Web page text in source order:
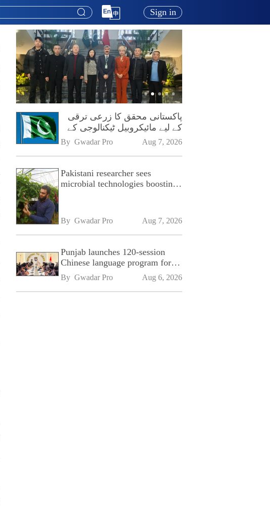
Sign in
پاکستانی محقق کا زرعی ترقی
کے لیے مائیکروبیل ٹیکنالوجی کے
فروغ پر زور
By Gwadar Pro Aug 7, 2026
Pakistani researcher sees
microbial technologies boosting
By Gwadar Pro Aug 7, 2026
Punjab launches 120-session
Chinese language program for
SPU
By Gwadar Pro Aug 6, 2026